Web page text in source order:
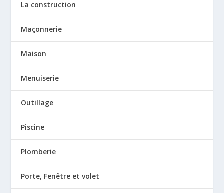
La construction
Maçonnerie
Maison
Menuiserie
Outillage
Piscine
Plomberie
Porte, Fenêtre et volet